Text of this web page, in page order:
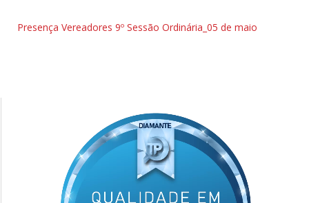
Presença Vereadores 9º Sessão Ordinária_05 de maio